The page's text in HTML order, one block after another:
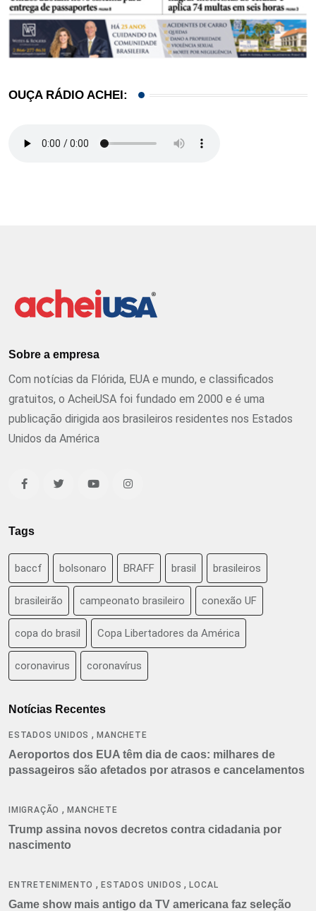
OUÇA RÁDIO ACHEI:
Sobre a empresa
Com notícias da Flórida, EUA e mundo, e classificados
gratuitos, o AcheiUSA foi fundado em 2000 e é uma
publicação dirigida aos brasileiros residentes nos Estados
Unidos da América
Tags
baccf bolsonaro BRAFF brasil brasileiros
brasileirão campeonato brasileiro conexão UF
copa do brasil Copa Libertadores da América
coronavirus coronavírus
Notícias Recentes
ESTADOS UNIDOS ,MANCHETE
Aeroportos dos EUA têm dia de caos: milhares de
passageiros são afetados por atrasos e cancelamentos
IMIGRAÇÃO ,MANCHETE
Trump assina novos decretos contra cidadania por
nascimento
ENTRETENIMENTO ,ESTADOS UNIDOS ,LOCAL
Game show mais antigo da TV americana faz seleção